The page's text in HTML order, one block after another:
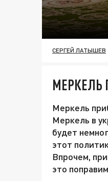
СЕРГЕЙ ЛАТЫШЕВ
МЕРКЕЛЬ
Меркель
Меркель в
будет
этот
Впрочем,
это